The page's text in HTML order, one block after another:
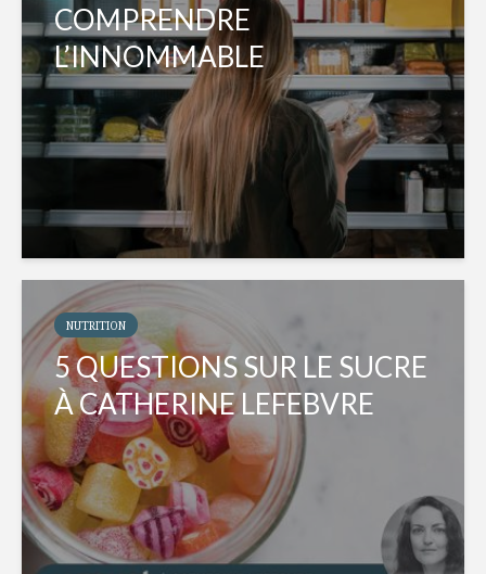
COMPRENDRE
L’INNOMMABLE
NUTRITION
5 QUESTIONS SUR LE SUCRE
À CATHERINE LEFEBVRE